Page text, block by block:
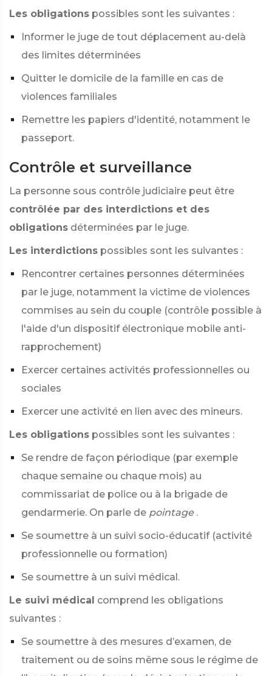
Les obligations possibles sont les suivantes :
Informer le juge de tout déplacement au-delà
des limites déterminées
Quitter le domicile de la famille en cas de
violences familiales
Remettre les papiers d'identité, notamment le
passeport.
Contrôle et surveillance
La personne sous contrôle judiciaire peut être
contrôlée par des interdictions et des
obligations déterminées par le juge.
Les interdictions possibles sont les suivantes :
Rencontrer certaines personnes déterminées
par le juge, notamment la victime de violences
commises au sein du couple (contrôle possible à
l'aide d'un dispositif électronique mobile anti-
rapprochement)
Exercer certaines activités professionnelles ou
sociales
Exercer une activité en lien avec des mineurs.
Les obligations possibles sont les suivantes :
Se rendre de façon périodique (par exemple
chaque semaine ou chaque mois) au
commissariat de police ou à la brigade de
gendarmerie. On parle de pointage .
Se soumettre à un suivi socio-éducatif (activité
professionnelle ou formation)
Se soumettre à un suivi médical.
Le suivi médical comprend les obligations
suivantes :
Se soumettre à des mesures d’examen, de
traitement ou de soins même sous le régime de